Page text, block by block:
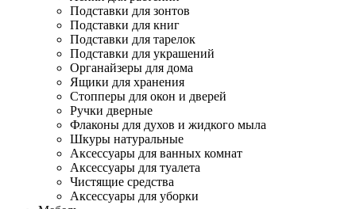
Подставки для зонтов
Подставки для книг
Подставки для тарелок
Подставки для украшений
Органайзеры для дома
Ящики для хранения
Стопперы для окон и дверей
Ручки дверные
Флаконы для духов и жидкого мыла
Шкуры натуральные
Аксессуары для ванных комнат
Аксессуары для туалета
Чистящие средства
Аксессуары для уборки